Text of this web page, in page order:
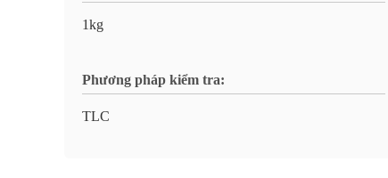
1kg
Phương pháp kiểm tra:
TLC